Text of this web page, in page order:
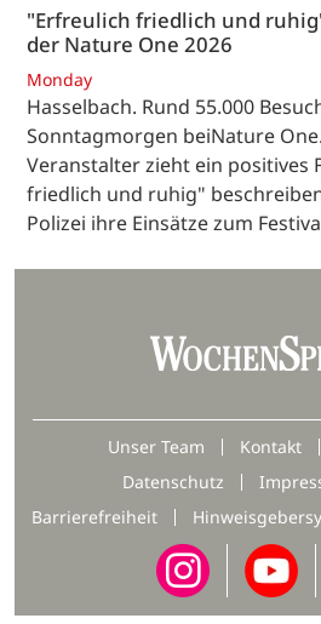
"Erfreulich friedlich und
der Nature One 2026
Monday
Hasselbach. Rund 55.000
Sonntagmorgen beiNature
Veranstalter zieht ein positives
friedlich und ruhig"
Polizei ihre Einsätze zum
Unser Team Kontakt
Datenschutz
Barrierefreiheit